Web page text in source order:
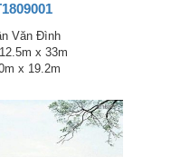
Văn Đình
x 33m
x 19.2m